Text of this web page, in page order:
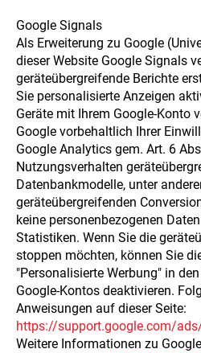
Google Signals
Als Erweiterung zu Google
dieser Website Google Signals
geräteübergreifende Berichte
Sie personalisierte Anzeigen
Geräte mit Ihrem Google-Konto
Google vorbehaltlich Ihrer
Google Analytics gem. Art. 6
Nutzungsverhalten
Datenbankmodelle, unter
geräteübergreifenden
keine personenbezogenen
Statistiken. Wenn Sie die
stoppen möchten, können Sie
"Personalisierte Werbung" in
Google-Kontos deaktivieren.
Anweisungen auf dieser Seite:
https://support.google.com/ads
Weitere Informationen zu